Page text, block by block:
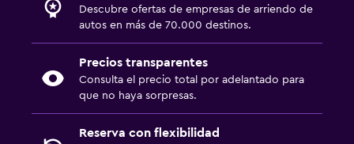
Descubre ofertas de empresas de arriendo de
autos en más de 70.000 destinos.
Precios transparentes
Consulta el precio total por adelantado para
que no haya sorpresas.
Reserva con flexibilidad